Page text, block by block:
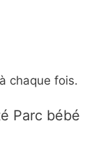
chaque fois.
Parc bébé